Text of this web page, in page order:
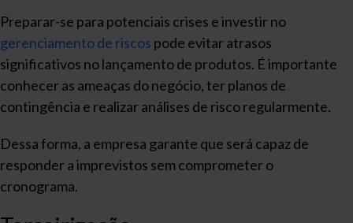
Preparar-se para potenciais crises e investir no
gerenciamento de riscos pode evitar atrasos
significativos no lançamento de produtos. É importante
conhecer as ameaças do negócio, ter planos de
contingência e realizar análises de risco regularmente.
Dessa forma, a empresa garante que será capaz de
responder a imprevistos sem comprometer o
cronograma.